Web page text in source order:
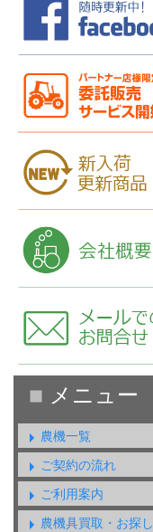
農機一覧
ご契約の流れ
ご利用案内
農機具買取・お探し